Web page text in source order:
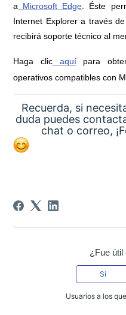
a
Microsoft Edge . Éste
Internet Explorer a través
recibirá soporte técnico al
Haga clic aquípara
operativos compatibles con
Recuerda, si
duda puedes
chat o correo,
¿Fue útil
Sí
Usuarios a los